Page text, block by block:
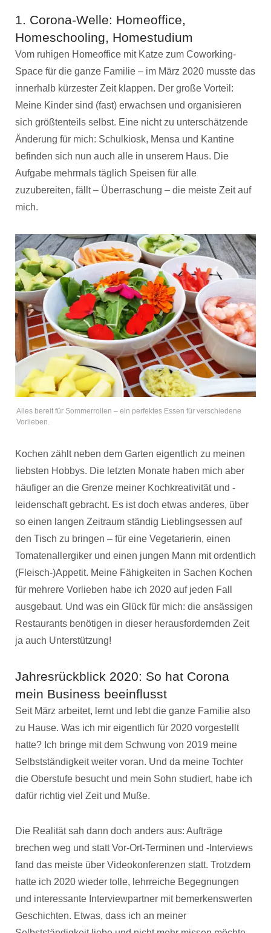
1. Corona-Welle: Homeoffice,
Homeschooling, Homestudium
Vom ruhigen Homeoffice mit Katze zum Coworking-
Space für die ganze Familie – im März 2020 musste das
innerhalb kürzester Zeit klappen. Der große Vorteil:
Meine Kinder sind (fast) erwachsen und organisieren
sich größtenteils selbst. Eine nicht zu unterschätzende
Änderung für mich: Schulkiosk, Mensa und Kantine
befinden sich nun auch alle in unserem Haus. Die
Aufgabe mehrmals täglich Speisen für alle
zuzubereiten, fällt – Überraschung – die meiste Zeit auf
mich.
Alles bereit für Sommerrollen – ein perfektes Essen für verschiedene
Vorlieben.
Kochen zählt neben dem Garten eigentlich zu meinen
liebsten Hobbys. Die letzten Monate haben mich aber
häufiger an die Grenze meiner Kochkreativität und -
leidenschaft gebracht. Es ist doch etwas anderes, über
so einen langen Zeitraum ständig Lieblingsessen auf
den Tisch zu bringen – für eine Vegetarierin, einen
Tomatenallergiker und einen jungen Mann mit ordentlich
(Fleisch-)Appetit. Meine Fähigkeiten in Sachen Kochen
für mehrere Vorlieben habe ich 2020 auf jeden Fall
ausgebaut. Und was ein Glück für mich: die ansässigen
Restaurants benötigen in dieser herausfordernden Zeit
ja auch Unterstützung!
Jahresrückblick 2020: So hat Corona
mein Business beeinflusst
Seit März arbeitet, lernt und lebt die ganze Familie also
zu Hause. Was ich mir eigentlich für 2020 vorgestellt
hatte? Ich bringe mit dem Schwung von 2019 meine
Selbstständigkeit weiter voran. Und da meine Tochter
die Oberstufe besucht und mein Sohn studiert, habe ich
dafür richtig viel Zeit und Muße.
Die Realität sah dann doch anders aus: Aufträge
brechen weg und statt Vor-Ort-Terminen und -Interviews
fand das meiste über Videokonferenzen statt. Trotzdem
hatte ich 2020 wieder tolle, lehrreiche Begegnungen
und interessante Interviewpartner mit bemerkenswerten
Geschichten. Etwas, dass ich an meiner